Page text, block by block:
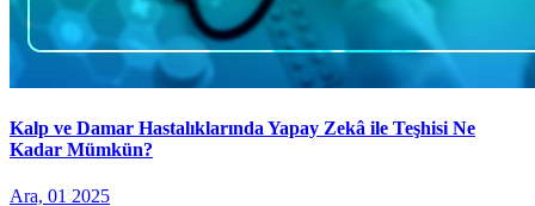
Kalp ve Damar Hastalıklarında Yapay Zekâ ile Teşhisi Ne
Kadar Mümkün?
Ara, 01 2025